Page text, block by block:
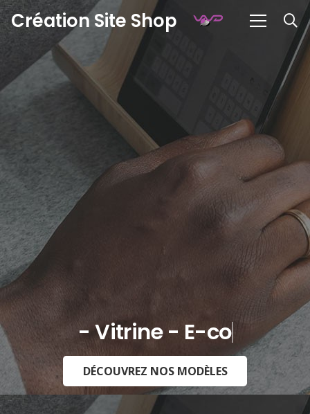
Création Site Shop
- Vitrine - E-commerce -
DÉCOUVREZ NOS MODÈLES